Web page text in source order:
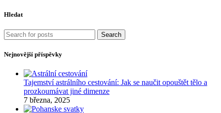
Hledat
Search
Nejnovější příspěvky
Tajemství astrálního cestování: Jak se naučit opouštět tělo a
prozkoumávat jiné dimenze
7 března, 2025